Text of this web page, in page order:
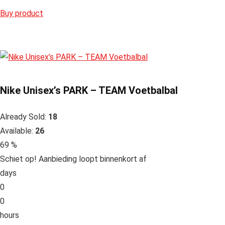
Buy product
Nike Unisex’s PARK – TEAM Voetbalbal
Already Sold: 18
Available: 26
69 %
Schiet op! Aanbieding loopt binnenkort af
days
0
0
hours